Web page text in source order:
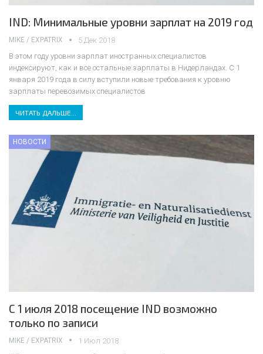
IND: Минимальные уровни зарплат на 2019 год
MIKE / EXPATRIX
5 Дек 2018
В этом году уровни зарплат иностранных специалистов
индексируют, как и все остальные зарплаты в Нидерландах. С 1
января 2019 года в силу вступили новые требования к уровню
зарплаты перевозимых специалистов
ЧИТАТЬ ДАЛЬШЕ...
НОВОСТИ
С 1 июля 2018 посещение IND возможно
только по записи
MIKE / EXPATRIX
1 Июл 2018